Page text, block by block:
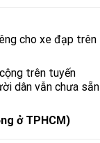
cho xe đạp trên
trên tuyến
dân vẫn chưa sẵn
ở TPHCM)